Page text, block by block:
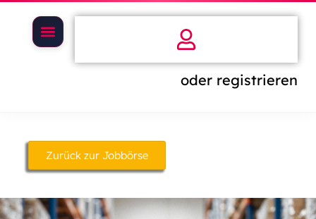
oder registrieren
Zurück zur Jobbörse